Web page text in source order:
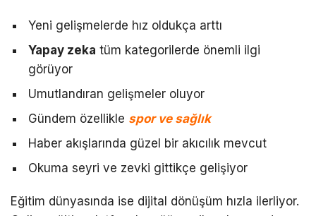
Yeni gelişmelerde hız oldukça arttı
Yapay zeka tüm kategorilerde önemli ilgi
görüyor
Umutlandıran gelişmeler oluyor
Gündem özellikle spor ve sağlık
Haber akışlarında güzel bir akıcılık mevcut
Okuma seyri ve zevki gittikçe gelişiyor
Eğitim dünyasında ise dijital dönüşüm hızla ilerliyor.